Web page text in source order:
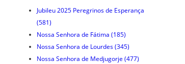
Jubileu 2025 Peregrinos de Esperança
(581)
Nossa Senhora de Fátima (185)
Nossa Senhora de Lourdes(345)
Nossa Senhora de Medjugorje (477)